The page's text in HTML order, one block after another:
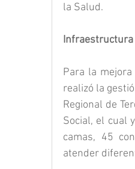
la Salud.
Para la
realizó la
Regional de
Social, el cual
camas, 45
atender